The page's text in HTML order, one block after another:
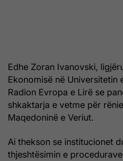
Edhe Zoran Ivanovski,
Ekonomisë në Universitetin
Radion Evropa e Lirë se
shkaktarja e vetme për
Maqedoninë e Veriut.
Ai thekson se institucionet
thjeshtësimin e